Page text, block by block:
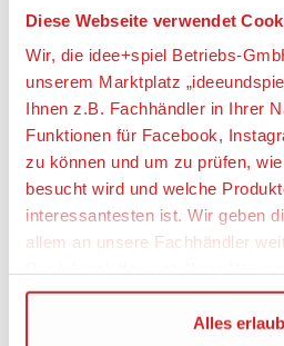
Diese Webseite verwendet
Wir, die idee+spiel Betriebs-
unserem Marktplatz
Ihnen z.B. Fachhändler in Ihrer
Funktionen für Facebook,
zu können und um zu prüfen,
besucht wird und welche
interessantesten ist. Wir geben
allem an unsere Fachhändler
Wir verwenden den Google Tag
Alles
geobra Brandstätter Stiftung &
Deutschland, https://
service@playmobil.de
Warnhinweise
Achtung! Nicht für
geeignet, da Kleinteile
können. Erstickungsgefahr!
PLAYMOBIL®